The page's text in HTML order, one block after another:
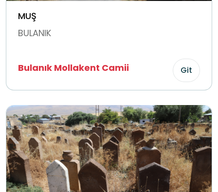
MUŞ
BULANIK
Bulanık Mollakent Camii Git